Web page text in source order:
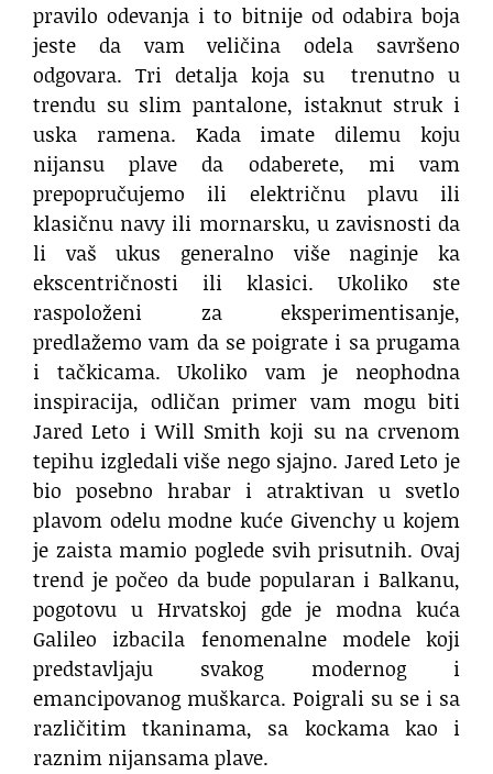
pravilo odevanja i to bitnije od odabira boja
jeste da vam veličina odela savršeno
odgovara. Tri detalja koja su trenutno u
trendu su slim pantalone, istaknut struk i
uska ramena. Kada imate dilemu koju
nijansu plave da odaberete, mi vam
prepopručujemo ili električnu plavu ili
klasičnu navy ili mornarsku, u zavisnosti da
li vaš ukus generalno više naginje ka
ekscentričnosti ili klasici. Ukoliko ste
raspoloženi za eksperimentisanje,
predlažemo vam da se poigrate i sa prugama
i tačkicama. Ukoliko vam je neophodna
inspiracija, odličan primer vam mogu biti
Jared Leto i Will Smith koji su na crvenom
tepihu izgledali više nego sjajno. Jared Leto je
bio posebno hrabar i atraktivan u svetlo
plavom odelu modne kuće Givenchy u kojem
je zaista mamio poglede svih prisutnih. Ovaj
trend je počeo da bude popularan i Balkanu,
pogotovu u Hrvatskoj gde je modna kuća
Galileo izbacila fenomenalne modele koji
predstavljaju svakog modernog i
emancipovanog muškarca. Poigrali su se i sa
različitim tkaninama, sa kockama kao i
raznim nijansama plave.